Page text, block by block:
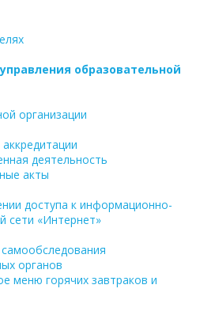
образовательной
организации
деятельность
акты
доступа к информационно-
сети «Интернет»
органов
меню горячих завтраков и